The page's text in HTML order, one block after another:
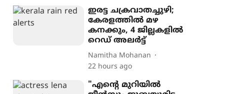
ഇരട്ട ചക്രവാതച്ചുഴി;
കേരളത്തിൽ മഴ
കനക്കും, 4 ജില്ലകളിൽ
റെഡ് അലർട്ട്
Namitha Mohanan
22 hours ago
"എന്‍റെ മുറിയിൽ